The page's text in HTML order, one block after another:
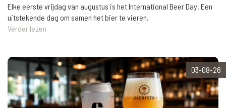
Elke eerste vrijdag van augustus is het International Beer Day. Een
uitstekende dag om samen het bier te vieren.
Verder lezen
03-08-26